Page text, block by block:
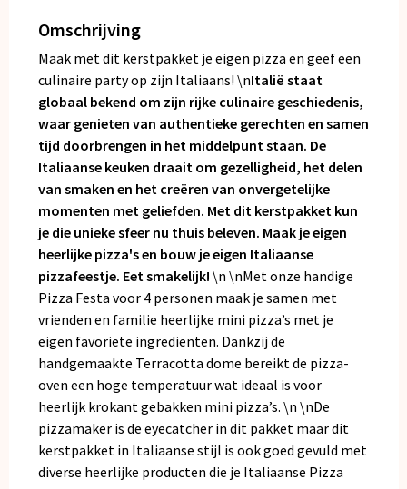
Omschrijving
Maak met dit kerstpakket je eigen pizza en geef een
culinaire party op zijn Italiaans! \nItalië staat
globaal bekend om zijn rijke culinaire geschiedenis,
waar genieten van authentieke gerechten en samen
tijd doorbrengen in het middelpunt staan. De
Italiaanse keuken draait om gezelligheid, het delen
van smaken en het creëren van onvergetelijke
momenten met geliefden. Met dit kerstpakket kun
je die unieke sfeer nu thuis beleven. Maak je eigen
heerlijke pizza's en bouw je eigen Italiaanse
pizzafeestje. Eet smakelijk! \n \nMet onze handige
Pizza Festa voor 4 personen maak je samen met
vrienden en familie heerlijke mini pizza’s met je
eigen favoriete ingrediënten. Dankzij de
handgemaakte Terracotta dome bereikt de pizza-
oven een hoge temperatuur wat ideaal is voor
heerlijk krokant gebakken mini pizza’s. \n \nDe
pizzamaker is de eyecatcher in dit pakket maar dit
kerstpakket in Italiaanse stijl is ook goed gevuld met
diverse heerlijke producten die je Italiaanse Pizza